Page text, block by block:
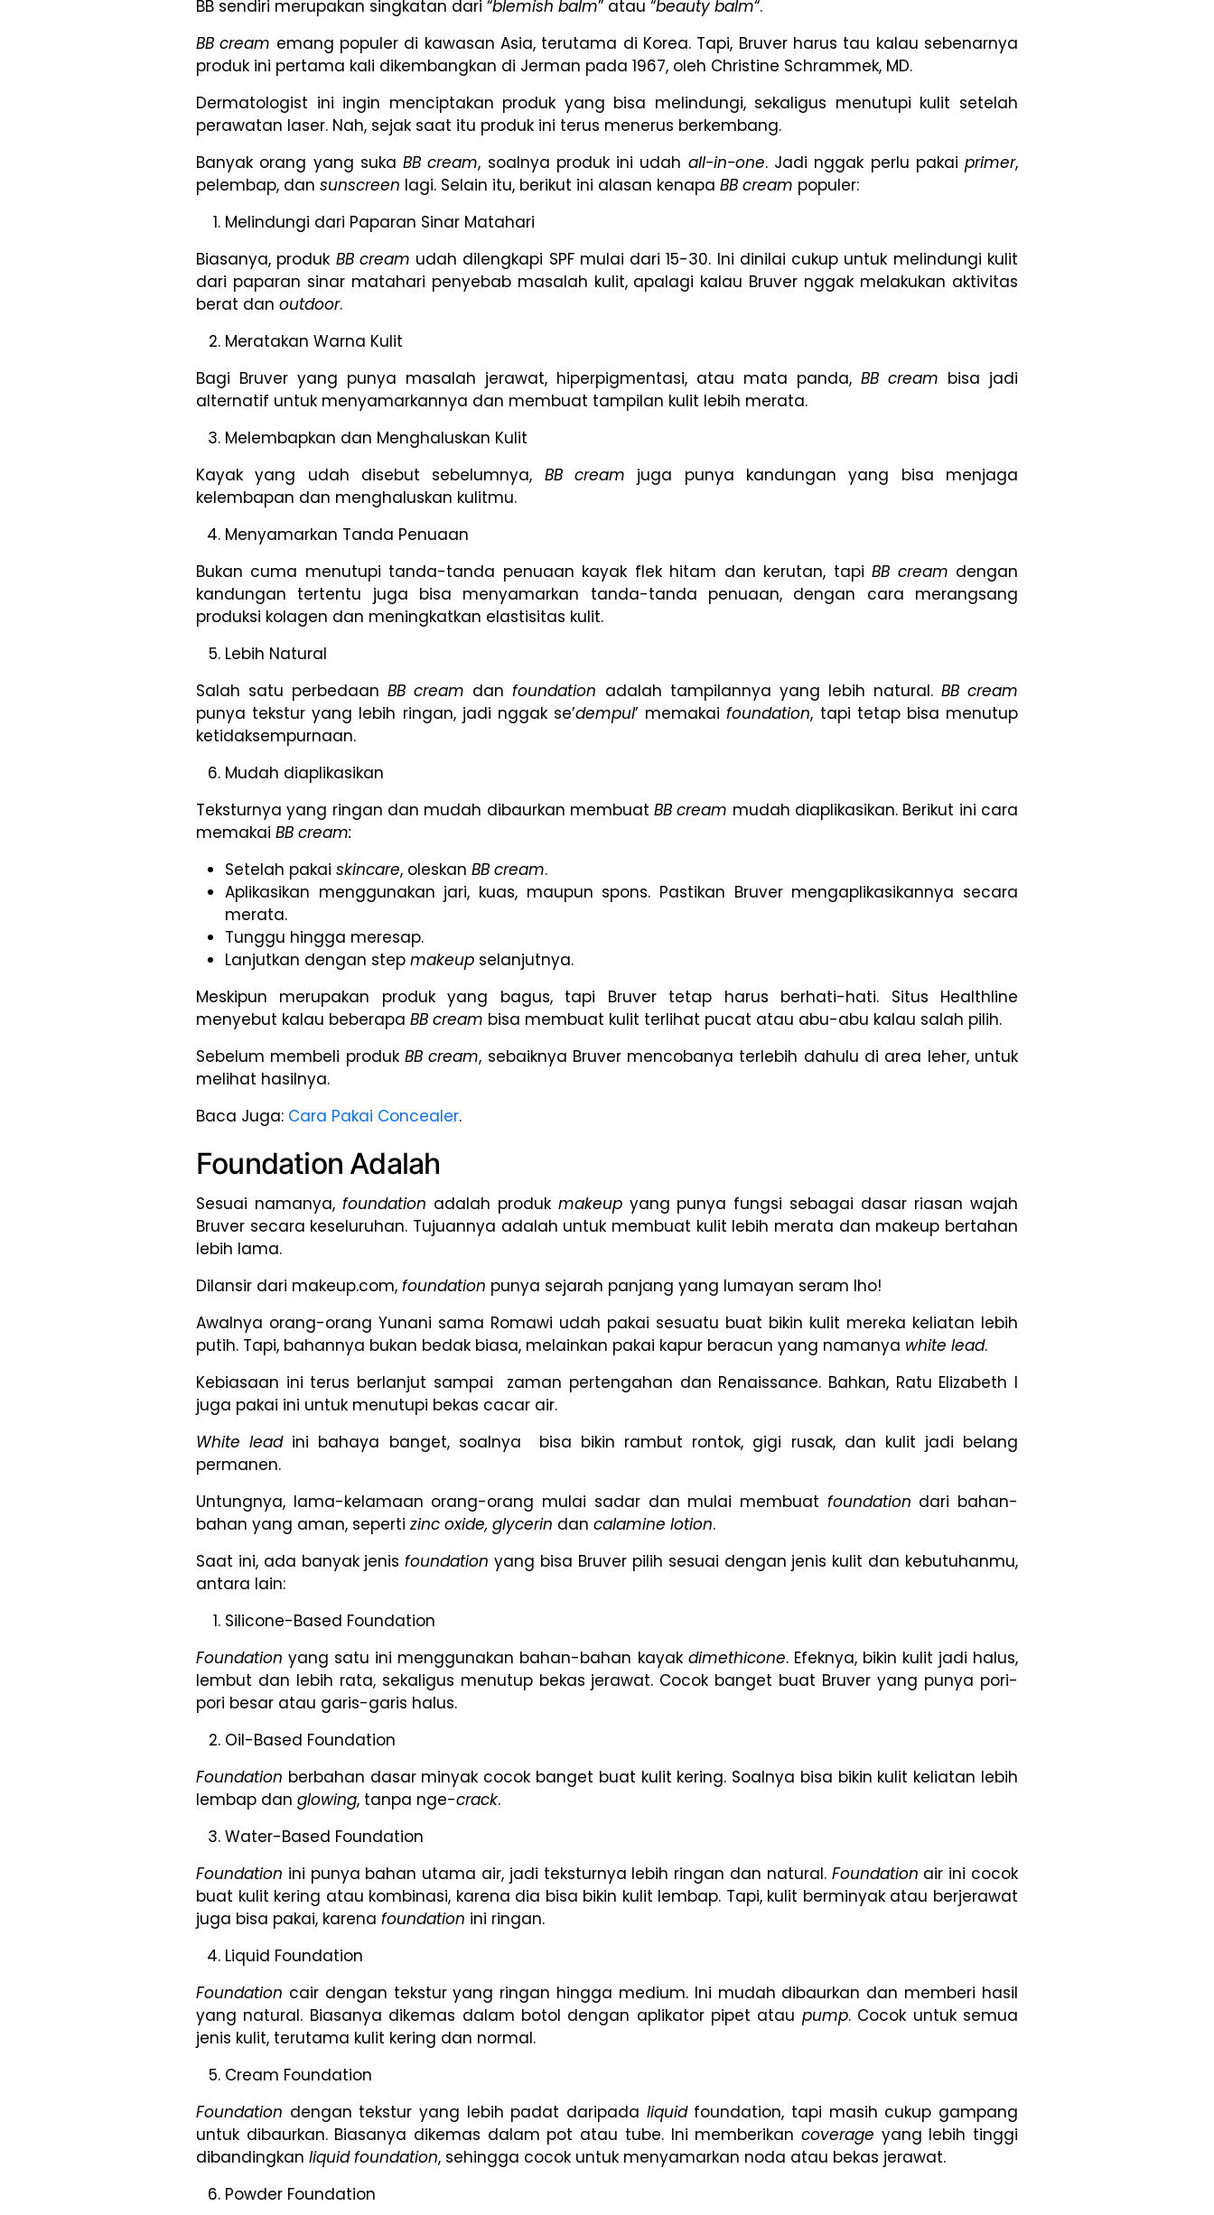
BB sendiri merupakan singkatan dari “blemish balm” atau “beauty balm“.
BB cream emang populer di kawasan Asia, terutama di Korea. Tapi, Bruver harus tau kalau sebenarnya
produk ini pertama kali dikembangkan di Jerman pada 1967, oleh Christine Schrammek, MD.
Dermatologist ini ingin menciptakan produk yang bisa melindungi, sekaligus menutupi kulit setelah
perawatan laser. Nah, sejak saat itu produk ini terus menerus berkembang.
Banyak orang yang sukaBB cream, soalnya produk ini udah all-in-one. Jadi nggak perlu pakaiprimer,
pelembap, dan sunscreen lagi. Selain itu, berikut ini alasan kenapa BB cream populer:
Melindungi dari Paparan Sinar Matahari
Biasanya, produk BB cream udah dilengkapi SPF mulai dari 15-30. Ini dinilai cukup untuk melindungi kulit
dari paparan sinar matahari penyebab masalah kulit, apalagi kalau Bruver nggak melakukan aktivitas
berat dan outdoor.
Meratakan Warna Kulit
Bagi Bruver yang punya masalah jerawat, hiperpigmentasi, atau mata panda, BB cream bisa jadi
alternatif untuk menyamarkannya dan membuat tampilan kulit lebih merata.
Melembapkan dan Menghaluskan Kulit
Kayak yang udah disebut sebelumnya, BB cream juga punya kandungan yang bisa menjaga
kelembapan dan menghaluskan kulitmu.
Menyamarkan Tanda Penuaan
Bukan cuma menutupi tanda-tanda penuaan kayak flek hitam dan kerutan, tapiBB cream dengan
kandungan tertentu juga bisa menyamarkan tanda-tanda penuaan, dengan cara merangsang
produksi kolagen dan meningkatkan elastisitas kulit.
Lebih Natural
Salah satu perbedaanBB cream danfoundation adalah tampilannya yang lebih natural. BB cream
punya tekstur yang lebih ringan, jadi nggak se’dempul’ memakaifoundation, tapi tetap bisa menutup
ketidaksempurnaan.
Mudah diaplikasikan
Teksturnya yang ringan dan mudah dibaurkan membuatBB cream mudah diaplikasikan. Berikut ini cara
memakai BB cream:
Setelah pakai skincare, oleskan BB cream.
Aplikasikan menggunakan jari, kuas, maupun spons. Pastikan Bruver mengaplikasikannya secara
merata.
Tunggu hingga meresap.
Lanjutkan dengan step makeup selanjutnya.
Meskipun merupakan produk yang bagus, tapi Bruver tetap harus berhati-hati. Situs Healthline
menyebut kalau beberapa BB cream bisa membuat kulit terlihat pucat atau abu-abu kalau salah pilih.
Sebelum membeli produk BB cream, sebaiknya Bruver mencobanya terlebih dahulu di area leher, untuk
melihat hasilnya.
Baca Juga: Cara Pakai Concealer.
Foundation Adalah
Sesuai namanya, foundation adalah produk makeup yang punya fungsi sebagai dasar riasan wajah
Bruver secara keseluruhan. Tujuannya adalah untuk membuat kulit lebih merata dan makeup bertahan
lebih lama.
Dilansir dari makeup.com, foundation punya sejarah panjang yang lumayan seram lho!
Awalnya orang-orang Yunani sama Romawi udah pakai sesuatu buat bikin kulit mereka keliatan lebih
putih. Tapi, bahannya bukan bedak biasa, melainkan pakai kapur beracun yang namanya white lead.
Kebiasaan ini terus berlanjut sampai zaman pertengahan dan Renaissance. Bahkan, Ratu Elizabeth I
juga pakai ini untuk menutupi bekas cacar air.
White leadini bahaya banget, soalnya bisa bikin rambut rontok, gigi rusak, dan kulit jadi belang
permanen.
Untungnya, lama-kelamaan orang-orang mulai sadar dan mulai membuat foundation dari bahan-
bahan yang aman, seperti zinc oxide, glycerin dan calamine lotion.
Saat ini, ada banyak jenisfoundationyang bisa Bruver pilih sesuai dengan jenis kulit dan kebutuhanmu,
antara lain:
Silicone-Based Foundation
Foundationyang satu ini menggunakan bahan-bahan kayak dimethicone. Efeknya, bikin kulit jadi halus,
lembut dan lebih rata, sekaligus menutup bekas jerawat. Cocok banget buat Bruver yang punya pori-
pori besar atau garis-garis halus.
Oil-Based Foundation
Foundation berbahan dasar minyak cocok banget buat kulit kering. Soalnya bisa bikin kulit keliatan lebih
lembap dan glowing, tanpa nge-crack.
Water-Based Foundation
Foundation ini punya bahan utama air, jadi teksturnya lebih ringan dan natural. Foundation air ini cocok
buat kulit kering atau kombinasi, karena dia bisa bikin kulit lembap. Tapi, kulit berminyak atau berjerawat
juga bisa pakai, karena foundation ini ringan.
Liquid Foundation
Foundation cair dengan tekstur yang ringan hingga medium. Ini mudah dibaurkan dan memberi hasil
yang natural. Biasanya dikemas dalam botol dengan aplikator pipet atau pump. Cocok untuk semua
jenis kulit, terutama kulit kering dan normal.
Cream Foundation
Foundation dengan tekstur yang lebih padat daripada liquid foundation, tapi masih cukup gampang
untuk dibaurkan. Biasanya dikemas dalam pot atau tube. Ini memberikan coverage yang lebih tinggi
dibandingkan liquid foundation, sehingga cocok untuk menyamarkan noda atau bekas jerawat.
Powder Foundation